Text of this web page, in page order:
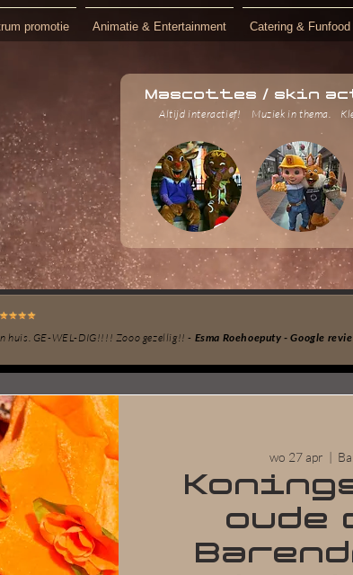
promotie Animatie & Entertainment Catering & Funfood
Altijd interactief!
Mascottes / skin
Muziek in thema.
huis. GE-WEL-DIG!!!! Zooo gezellig!! - Esma Roehoeputy - Google
wo 27 apr
  |
oude